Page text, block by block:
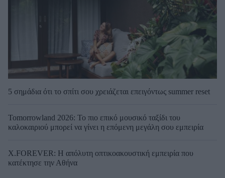
5 σημάδια ότι το σπίτι σου χρειάζεται επειγόντως summer reset
Tomorrowland 2026: Το πιο επικό μουσικό ταξίδι του
καλοκαιριού μπορεί να γίνει η επόμενη μεγάλη σου εμπειρία
X.FOREVER: Η απόλυτη οπτικοακουστική εμπειρία που
κατέκτησε την Αθήνα